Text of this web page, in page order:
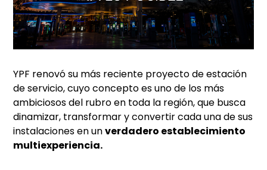
YPF renovó su más reciente proyecto de estación
de servicio, cuyo concepto es uno de los más
ambiciosos del rubro en toda la región, que busca
dinamizar, transformar y convertir cada una de sus
instalaciones en unverdadero establecimiento
multiexperiencia.